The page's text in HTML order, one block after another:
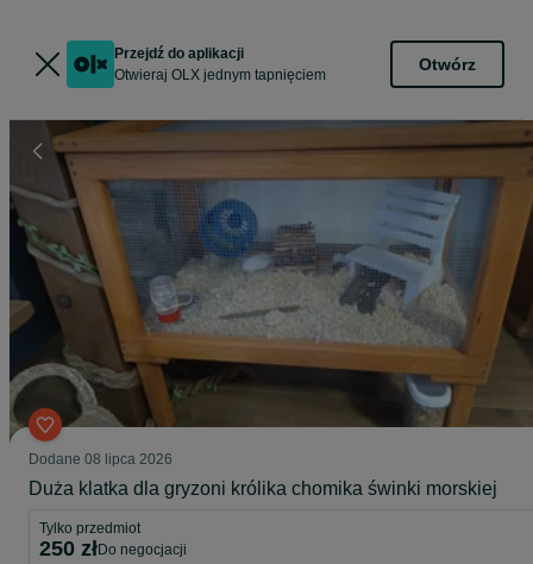
Przejdź do aplikacji
Otwieraj OLX jednym tapnięciem
Otwórz
Dodane 08 lipca 2026
Duża klatka dla gryzoni królika chomika świnki morskiej
Tylko przedmiot
250 zł do negocjacji